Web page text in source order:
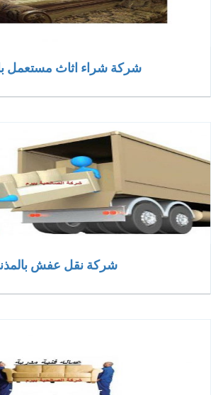
شركة شراء اثاث مستعمل
شركة نقل عفش